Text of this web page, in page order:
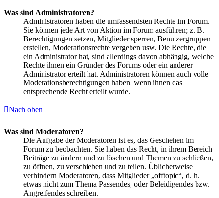
Was sind Administratoren?
Administratoren haben die umfassendsten Rechte im Forum.
Sie können jede Art von Aktion im Forum ausführen; z. B.
Berechtigungen setzen, Mitglieder sperren, Benutzergruppen
erstellen, Moderationsrechte vergeben usw. Die Rechte, die
ein Administrator hat, sind allerdings davon abhängig, welche
Rechte ihnen ein Gründer des Forums oder ein anderer
Administrator erteilt hat. Administratoren können auch volle
Moderationsberechtigungen haben, wenn ihnen das
entsprechende Recht erteilt wurde.
Nach oben
Was sind Moderatoren?
Die Aufgabe der Moderatoren ist es, das Geschehen im
Forum zu beobachten. Sie haben das Recht, in ihrem Bereich
Beiträge zu ändern und zu löschen und Themen zu schließen,
zu öffnen, zu verschieben und zu teilen. Üblicherweise
verhindern Moderatoren, dass Mitglieder „offtopic“, d. h.
etwas nicht zum Thema Passendes, oder Beleidigendes bzw.
Angreifendes schreiben.